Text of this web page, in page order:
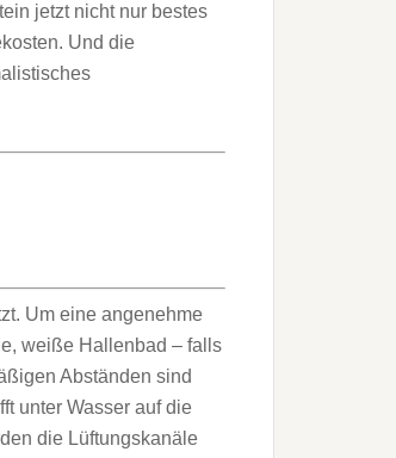
jetzt nicht nur bestes
Und die
Um eine angenehme
weiße Hallenbad – falls
Abständen sind
unter Wasser auf die
die Lüftungs­kanäle